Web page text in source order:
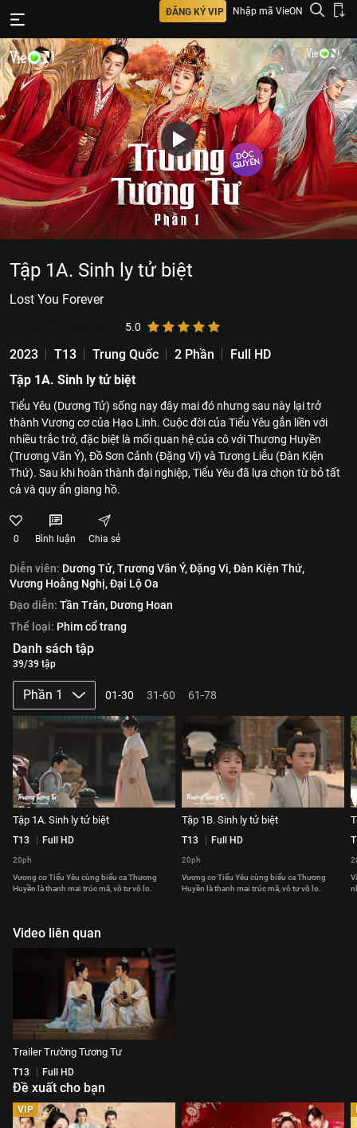
ĐĂNG KÝ VIP Nhập mã VieON
Tập 1A. Sinh ly tử biệt
Lost You Forever
5.0
2023 T13 Trung Quốc 2 Phần
Full HD
Tập 1A. Sinh ly tử biệt
Tiểu Yêu (Dương Tử) sống nay đây mai đó nhưng sau này lại trở
thành Vương cơ của Hạo Linh. Cuộc đời của Tiểu Yêu gắn liền với
nhiều trắc trở, đặc biệt là mối quan hệ của cô với Thương Huyền
(Trương Vãn Ý), Đồ Sơn Cảnh (Đặng Vi) và Tương Liễu (Đàn Kiện
Thứ). Sau khi hoàn thành đại nghiệp, Tiểu Yêu đã lựa chọn từ bỏ tất
cả và quy ẩn giang hồ.
0 Bình luận Chia sẻ
Diễn viên: Dương Tử,Trương Vãn Ý,Đặng Vi,Đàn Kiện Thứ,
Vương Hoằng Nghị,Đại Lộ Oa
Đạo diễn: Tần Trăn, Dương Hoan
Thể loại: Phim cổ trang
Danh sách tập
39/39 tập
Phần 1 01-30 31-60 61-78
Tập 1A. Sinh ly tử biệt
T13 Full HD
20ph
Vương cơ Tiểu Yêu cùng biểu ca Thương
Huyền là thanh mai trúc mã, vô tư vô lo.
Tập 1B. Sinh ly tử biệt
T13 Full HD
20ph
Vương cơ Tiểu Yêu cùng biểu ca Thương
Huyền là thanh mai trúc mã, vô tư vô lo.
Video liên quan
Trailer Trường Tương Tư
T13 Full HD
Đề xuất cho bạn
VIP